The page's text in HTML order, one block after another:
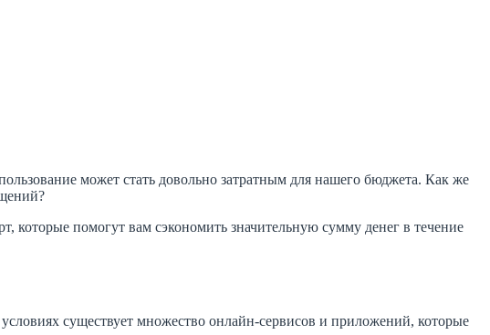
может стать довольно затратным для нашего бюджета. Как же
которые помогут вам сэкономить значительную сумму денег в течение
существует множество онлайн-сервисов и приложений, которые